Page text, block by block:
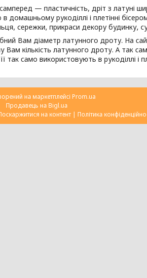
— пластичність, дріт з латуні
домашньому рукоділлі і плетінні
сережки, прикраси декору будинку,
Вам діаметр латунного дроту. На
Вам кількість латунного дроту. А так
так само використовують в рукоділлі і
на маркетплейсі Prom.ua
Продавець на Bigl.ua
на контент | Політика